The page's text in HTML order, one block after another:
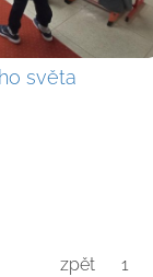
světa
zpět 1